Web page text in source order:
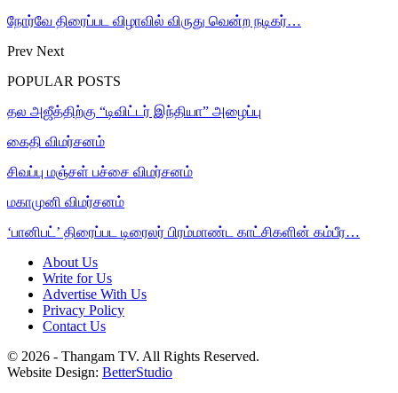
நோர்வே திரைப்பட விழாவில் விருது வென்ற நடிகர்…
Prev Next
POPULAR POSTS
தல அஜீத்திற்கு “டிவிட்டர் இந்தியா” அழைப்பு
கைதி விமர்சனம்
சிவப்பு மஞ்சள் பச்சை விமர்சனம்
மகாமுனி விமர்சனம்
‘பானிபட்’ திரைப்பட டிரைலர் பிரம்மாண்ட காட்சிகளின் கம்பீர…
About Us
Write for Us
Advertise With Us
Privacy Policy
Contact Us
© 2026 - Thangam TV. All Rights Reserved.
Website Design: BetterStudio